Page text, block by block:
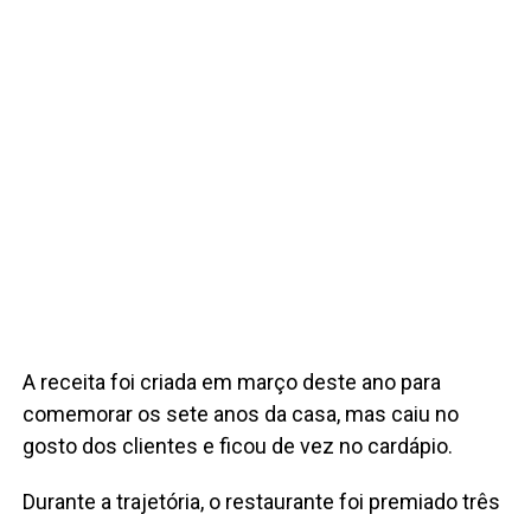
A receita foi criada em março deste ano para
comemorar os sete anos da casa, mas caiu no
gosto dos clientes e ficou de vez no cardápio.
Durante a trajetória, o restaurante foi premiado três